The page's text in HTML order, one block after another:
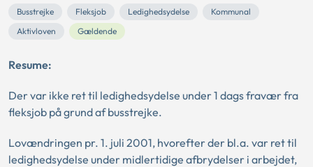
Busstrejke Fleksjob Ledighedsydelse
Kommunal
Aktivloven
Gældende
Resume:
Der var ikke ret til ledighedsydelse under 1 dags fravær fra
fleksjob på grund af busstrejke.
Lovændringen pr. 1. juli 2001, hvorefter der bl.a. var ret til
ledighedsydelse under midlertidige afbrydelser i arbejdet,